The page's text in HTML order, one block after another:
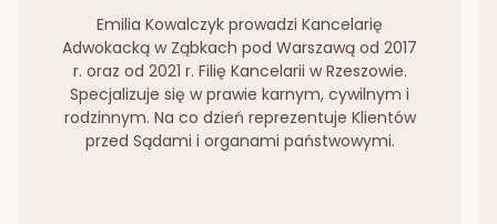
Emilia Kowalczyk prowadzi Kancelarię
Adwokacką w Ząbkach pod Warszawą od 2017
r. oraz od 2021 r. Filię Kancelarii w Rzeszowie.
Specjalizuje się w prawie karnym, cywilnym i
rodzinnym. Na co dzień reprezentuje Klientów
przed Sądami i organami państwowymi.